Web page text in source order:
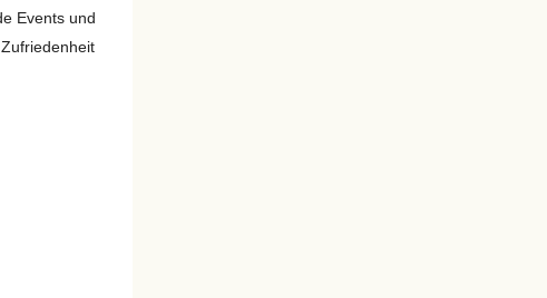
Events und